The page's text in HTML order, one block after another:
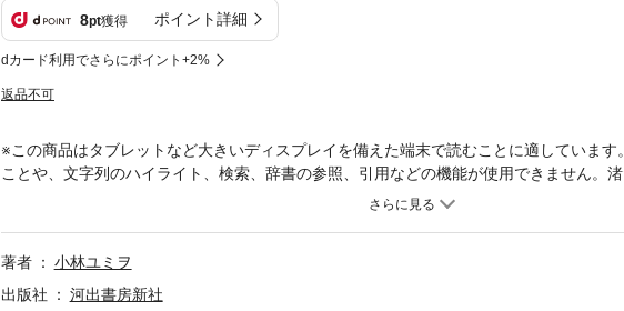
8pt獲得 ポイント詳細
dカード利用でさらにポイント+2%
返品不可
※この商品はタブレットなど大きいディスプレイを備えた端末で読むことに適しています
ことや、文字列のハイライト、検索、辞書の参照、引用などの機能が使用できません。渚
の美味しいレシピ100皿以上！おかずからスイーツまで、コミックスの名シーンとともに
著者
小林ユミヲ
出版社
河出書房新社